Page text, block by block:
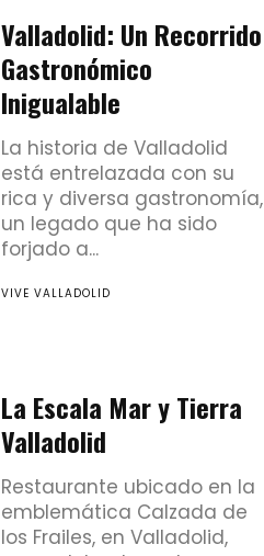
Valladolid: Un Recorrido
Gastronómico
Inigualable
La historia de Valladolid
está entrelazada con su
rica y diversa gastronomía,
un legado que ha sido
forjado a...
VIVE VALLADOLID
La Escala Mar y Tierra
Valladolid
Restaurante ubicado en la
emblemática Calzada de
los Frailes, en Valladolid,